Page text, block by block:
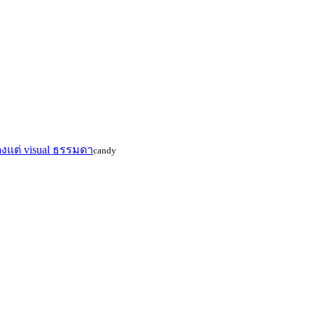
แต่ visual ธรรมดาcandy